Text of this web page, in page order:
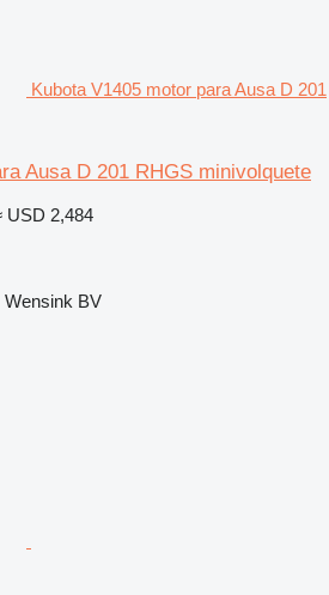
Kubota V1405 motor para Ausa D 201
Ausa D 201 RHGS minivolquete
USD 2,484
Wensink BV